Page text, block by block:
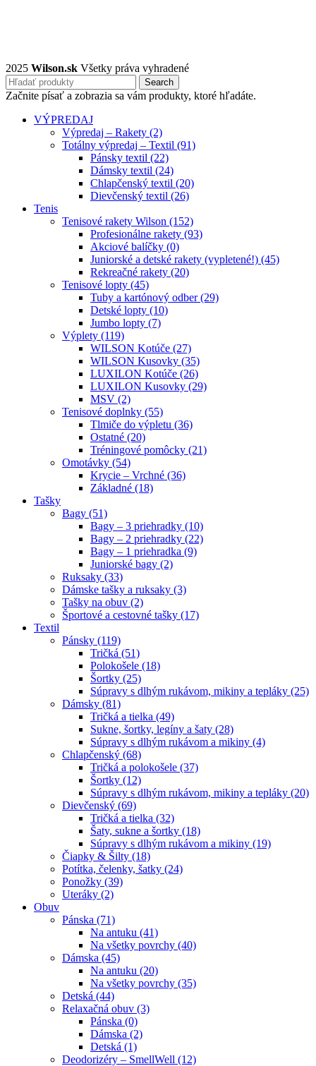
2025 Wilson.sk Všetky práva vyhradené
Search
Začnite písať a zobrazia sa vám produkty, ktoré hľadáte.
VÝPREDAJ
Výpredaj – Rakety (2)
Totálny výpredaj – Textil (91)
Pánsky textil (22)
Dámsky textil (24)
Chlapčenský textil (20)
Dievčenský textil (26)
Tenis
Tenisové rakety Wilson (152)
Profesionálne rakety (93)
Akciové balíčky (0)
Juniorské a detské rakety (vypletené!) (45)
Rekreačné rakety (20)
Tenisové lopty (45)
Tuby a kartónový odber (29)
Detské lopty (10)
Jumbo lopty (7)
Výplety (119)
WILSON Kotúče (27)
WILSON Kusovky (35)
LUXILON Kotúče (26)
LUXILON Kusovky (29)
MSV (2)
Tenisové doplnky (55)
Tlmiče do výpletu (36)
Ostatné (20)
Tréningové pomôcky (21)
Omotávky (54)
Krycie – Vrchné (36)
Základné (18)
Tašky
Bagy (51)
Bagy – 3 priehradky (10)
Bagy – 2 priehradky (22)
Bagy – 1 priehradka (9)
Juniorské bagy (2)
Ruksaky (33)
Dámske tašky a ruksaky (3)
Tašky na obuv (2)
Športové a cestovné tašky (17)
Textil
Pánsky (119)
Tričká (51)
Polokošele (18)
Šortky (25)
Súpravy s dlhým rukávom, mikiny a tepláky (25)
Dámsky (81)
Tričká a tielka (49)
Sukne, šortky, legíny a šaty (28)
Súpravy s dlhým rukávom a mikiny (4)
Chlapčenský (68)
Tričká a polokošele (37)
Šortky (12)
Súpravy s dlhým rukávom, mikiny a tepláky (20)
Dievčenský (69)
Tričká a tielka (32)
Šaty, sukne a šortky (18)
Súpravy s dlhým rukávom a mikiny (19)
Čiapky & Šilty (18)
Potítka, čelenky, šatky (24)
Ponožky (39)
Uteráky (2)
Obuv
Pánska (71)
Na antuku (41)
Na všetky povrchy (40)
Dámska (45)
Na antuku (20)
Na všetky povrchy (35)
Detská (44)
Relaxačná obuv (3)
Pánska (0)
Dámska (2)
Detská (1)
Deodorizéry – SmellWell (12)